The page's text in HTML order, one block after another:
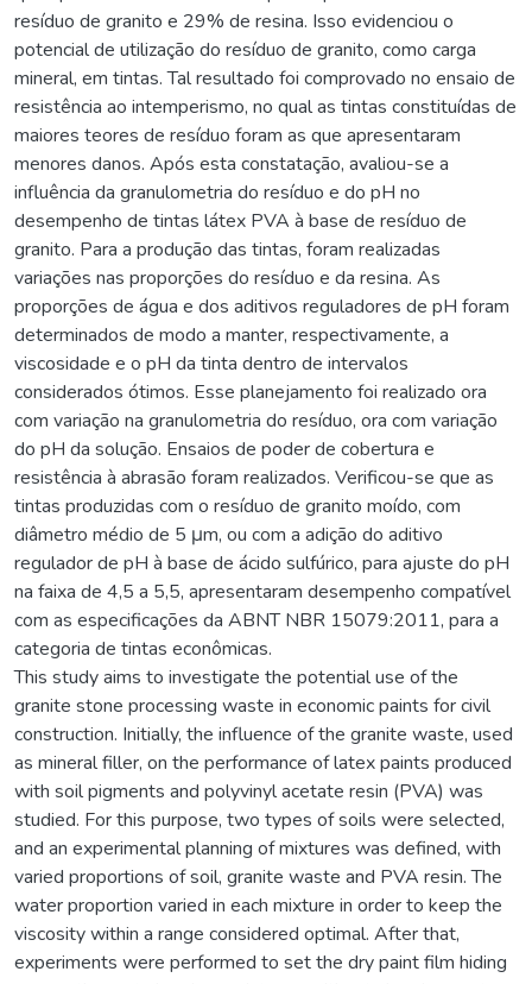
resíduo de granito e 29% de resina. Isso evidenciou o
potencial de utilização do resíduo de granito, como carga
mineral, em tintas. Tal resultado foi comprovado no ensaio de
resistência ao intemperismo, no qual as tintas constituídas de
maiores teores de resíduo foram as que apresentaram
menores danos. Após esta constatação, avaliou-se a
influência da granulometria do resíduo e do pH no
desempenho de tintas látex PVA à base de resíduo de
granito. Para a produção das tintas, foram realizadas
variações nas proporções do resíduo e da resina. As
proporções de água e dos aditivos reguladores de pH foram
determinados de modo a manter, respectivamente, a
viscosidade e o pH da tinta dentro de intervalos
considerados ótimos. Esse planejamento foi realizado ora
com variação na granulometria do resíduo, ora com variação
do pH da solução. Ensaios de poder de cobertura e
resistência à abrasão foram realizados. Verificou-se que as
tintas produzidas com o resíduo de granito moído, com
diâmetro médio de 5 μm, ou com a adição do aditivo
regulador de pH à base de ácido sulfúrico, para ajuste do pH
na faixa de 4,5 a 5,5, apresentaram desempenho compatível
com as especificações da ABNT NBR 15079:2011, para a
categoria de tintas econômicas.
This study aims to investigate the potential use of the
granite stone processing waste in economic paints for civil
construction. Initially, the influence of the granite waste, used
as mineral filler, on the performance of latex paints produced
with soil pigments and polyvinyl acetate resin (PVA) was
studied. For this purpose, two types of soils were selected,
and an experimental planning of mixtures was defined, with
varied proportions of soil, granite waste and PVA resin. The
water proportion varied in each mixture in order to keep the
viscosity within a range considered optimal. After that,
experiments were performed to set the dry paint film hiding